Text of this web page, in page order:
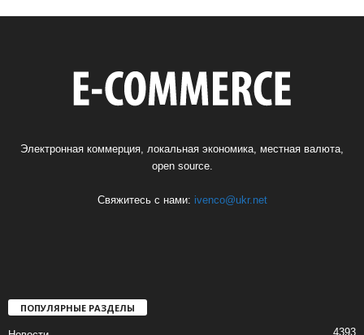
Электронная коммерция, локальная экономика, местная валюта,
open source.
Свяжитесь с нами: ivenco@ukr.net
ПОПУЛЯРНЫЕ РАЗДЕЛЫ
4393